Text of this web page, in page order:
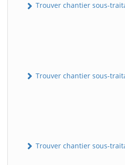
Trouver chantier sous-
Trouver chantier sous-
Trouver chantier sous-